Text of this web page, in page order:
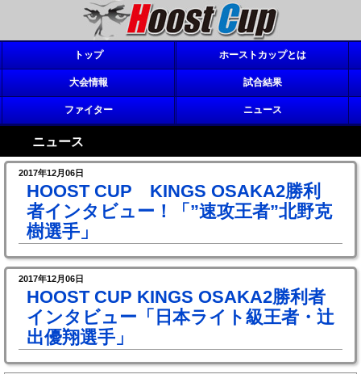
トップ ホーストカップとは
大会情報 試合結果
ファイター ニュース
ニュース
2017年12月06日
HOOST CUP KINGS OSAKA2勝利
者インタビュー！「”速攻王者”北野克
樹選手」
2017年12月06日
HOOST CUP KINGS OSAKA2勝利者
インタビュー「日本ライト級王者・辻
出優翔選手」